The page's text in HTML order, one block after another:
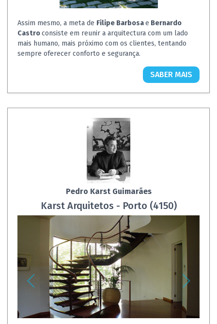
Assim mesmo, a meta de Filipe Barbosae Bernardo
Castroconsiste em reunir a arquitectura com um lado
mais humano, mais próximo com os clientes, tentando
sempre oferecer conforto e segurança.
SABER MAIS
Pedro Karst Guimarães
Karst Arquitetos - Porto (4150)